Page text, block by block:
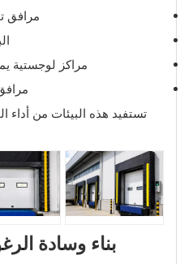
مرافق
مراكز لوجستية
تستفيد هذه البيئات من أداء
بناء وسادة